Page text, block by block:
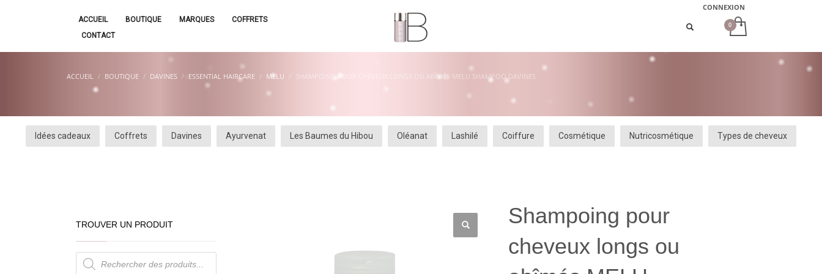
CONNEXION
ACCUEIL BOUTIQUE MARQUES
COFFRETS
CONTACT
ACCUEIL BOUTIQUE DAVINES ESSENTIAL HAIRCARE MELU SHAMPOING POUR CHEVEUX LONGS OU ABÎMÉS MELU SHAMPOO DAVINES
Idées cadeaux Coffrets Davines Ayurvenat Les Baumes du Hibou Oléanat Lashilé Coiffure Cosmétique Nutricosmétique Types de cheveux
Shampoing pour
cheveux longs ou
TROUVER UN PRODUIT
Recherche
de
produits